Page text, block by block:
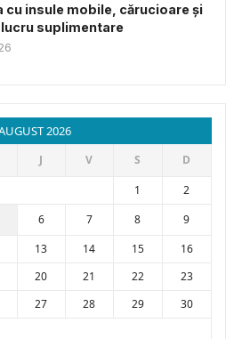
cu insule mobile, cărucioare și
suplimentare
2026
J V S
D
1
2
6 7 8
9
13 14 15
16
20 21 22
23
27 28 29
30